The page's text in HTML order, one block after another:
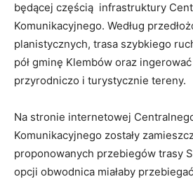
będącej częścią infrastruktury
Komunikacyjnego. Według
planistycznych, trasa szybkiego
pół gminę Klembów oraz
przyrodniczo i turystycznie tereny.
Na stronie internetowej
Komunikacyjnego zostały
proponowanych przebiegów trasy
opcji obwodnica miałaby